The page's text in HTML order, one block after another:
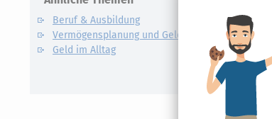
Beruf & Ausbildung
Vermögensplanung und Geldanlage
Geld im Alltag